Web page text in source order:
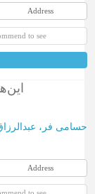
Address
to see
حسامی فر،
Address